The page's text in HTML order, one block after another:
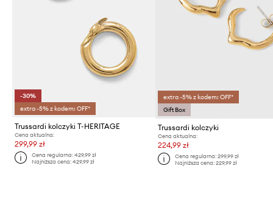
-30%
extra -5% z kodem: OFF*
Trussardi kolczyki T-HERITAGE
Cena aktualna:
299,99 zł
Cena regularna:429,99 zł
Najniższa cena:429,99 zł
extra -5% z kodem: OFF*
Gift Box
Trussardi kolczyki
Cena aktualna:
224,99 zł
Cena regularna: 299,99 zł
Najniższa cena: 229,99 zł